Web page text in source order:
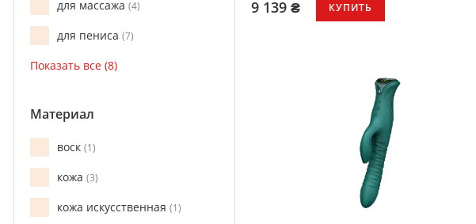
9 139 ₴ КУПИТЬ
для массажа 4
для пениса 7
Материал
воск 1
кожа 3
кожа искусственная 1